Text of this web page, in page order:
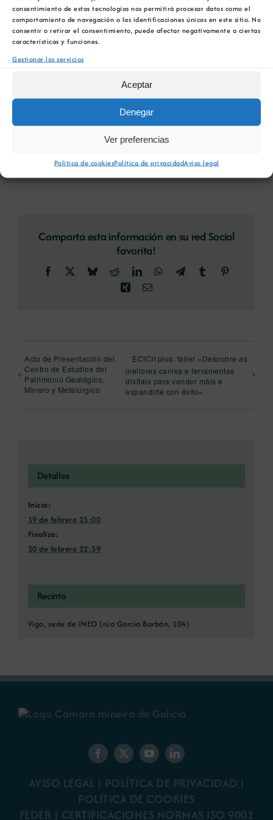
consentimiento de estas tecnologías nos permitirá procesar datos como el
comportamiento de navegación o las identificaciones únicas en este sitio. No
consentir o retirar el consentimiento, puede afectar negativamente a ciertas
características y funciones.
Gestionar los servicios
Aceptar
Denegar
Ver preferencias
Política de cookiesPolítica de privacidadAviso legal
19 de febrero 23:00/20 de
febrero 22:59
Máis información:https://cutt.ly/urLATbS
AÑADIR AL CALENDARIO
Comparta esta información en su red Social
favorita!
Facebook BlueskyRedditLinkedInWhatsApp
TelegramTumblr
XingCorreo
Acto de Presentación del
Centro de Estudios del
Patrimonio Geológico,
Minero y Metalúrgico
ECICII plus: taller «Descubre as
mellores canles e ferramentas
dixitais para vender máis e
expandirte con éxito»
Detalles
Inicio:
19 de febrero 23:00
Finaliza:
20 de febrero 22:59
Recinto
Vigo, sede de INEO (rúa García Barbón, 104)
AVISO LEGAL | POLÍTICA DE PRIVACIDAD |
POLÍTICA DE COOKIES
FEDER | CERTIFICACIONES NORMAS ISO 9001